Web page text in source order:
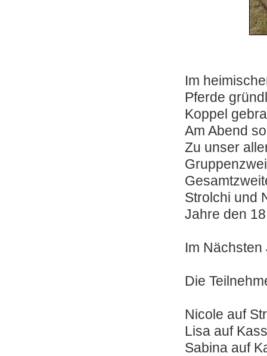
Im
Pferde
Koppel
Am Abend
Zu unser
Strolchi und
Jahre den
Im
Die
Nicole auf
Lisa auf
Sabina auf